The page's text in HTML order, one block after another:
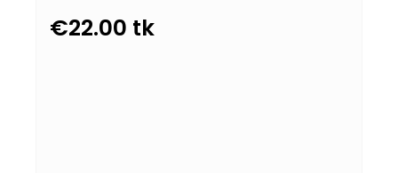
€22.00 tk